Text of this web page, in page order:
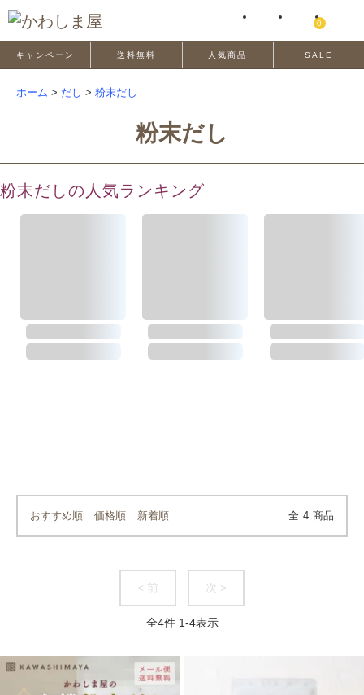
0
キャンペーン 送料無料 人気商品 SALE
ホーム > だし > 粉末だし
粉末だし
粉末だしの人気ランキング
おすすめ順 価格順 新着順 全 4 商品
< 前 次 >
全4件 1-4表示